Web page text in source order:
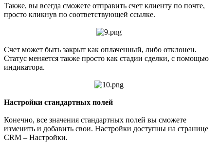
Также, вы всегда сможете отправить счет клиенту по почте,
просто кликнув по соответствующей ссылке.
Счет может быть закрыт как оплаченный, либо отклонен.
Статус меняется также просто как стадии сделки, с помощью
индикатора.
Настройки стандартных полей
Конечно, все значения стандартных полей вы сможете
изменить и добавить свои. Настройки доступны на странице
CRM – Настройки.